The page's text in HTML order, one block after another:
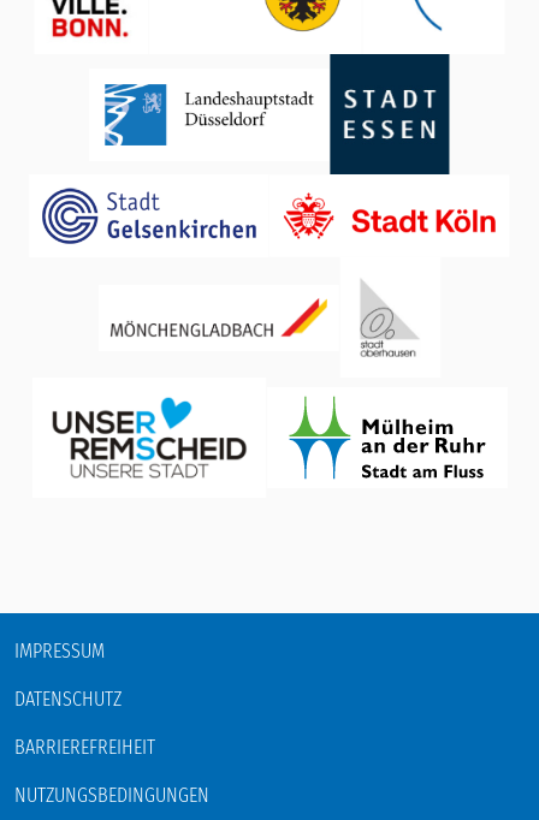
IMPRESSUM
DATENSCHUTZ
BARRIEREFREIHEIT
NUTZUNGSBEDINGUNGEN